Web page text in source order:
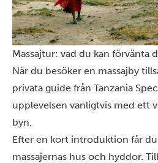
Massajtur: vad du kan förvänta
När du besöker en massajby
privata guide från Tanzania
upplevelsen vanligtvis med ett
byn.
Efter en kort introduktion får du
massajernas hus och hyddor.